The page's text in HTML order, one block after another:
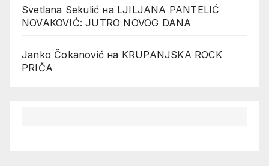
Svetlana Sekulić на LJILJANA PANTELIĆ
NOVAKOVIĆ: JUTRO NOVOG DANA
Janko Čokanović на KRUPANJSKA ROCK
PRIČA